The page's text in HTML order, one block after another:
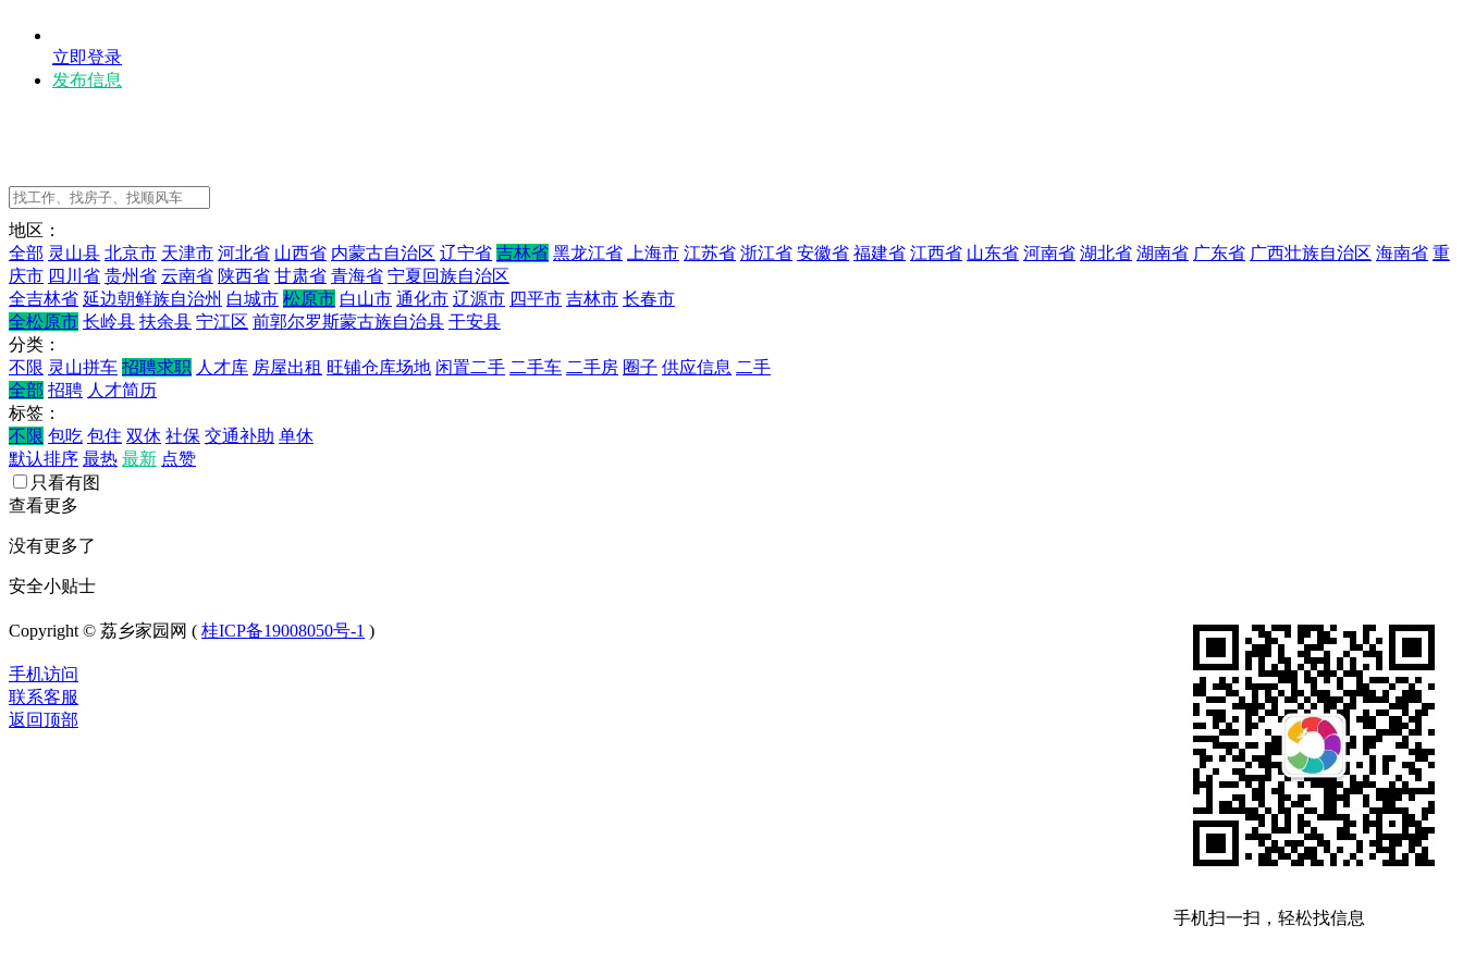
立即登录
发布信息
地区：
全部 灵山县 北京市 天津市 河北省 山西省 内蒙古自治区 辽宁省 吉林省 黑龙江省 上海市 江苏省 浙江省 安徽省 福建省 江西省 山东省 河南省 湖北省 湖南省 广东省 广西壮族自治区 海南省 重
庆市 四川省 贵州省 云南省 陕西省 甘肃省 青海省 宁夏回族自治区
全吉林省 延边朝鲜族自治州 白城市 松原市 白山市 通化市 辽源市 四平市 吉林市 长春市
全松原市 长岭县 扶余县 宁江区 前郭尔罗斯蒙古族自治县 干安县
分类：
不限 灵山拼车 招聘求职 人才库 房屋出租 旺铺仓库场地 闲置二手 二手车 二手房 圈子 供应信息 二手
全部 招聘 人才简历
标签：
不限 包吃 包住 双休 社保 交通补助 单休
默认排序 最热 最新 点赞
只看有图
查看更多
没有更多了
安全小贴士
手机扫一扫，轻松找信息
Copyright © 荔乡家园网 ( 桂ICP备19008050号-1 )
手机访问
联系客服
返回顶部